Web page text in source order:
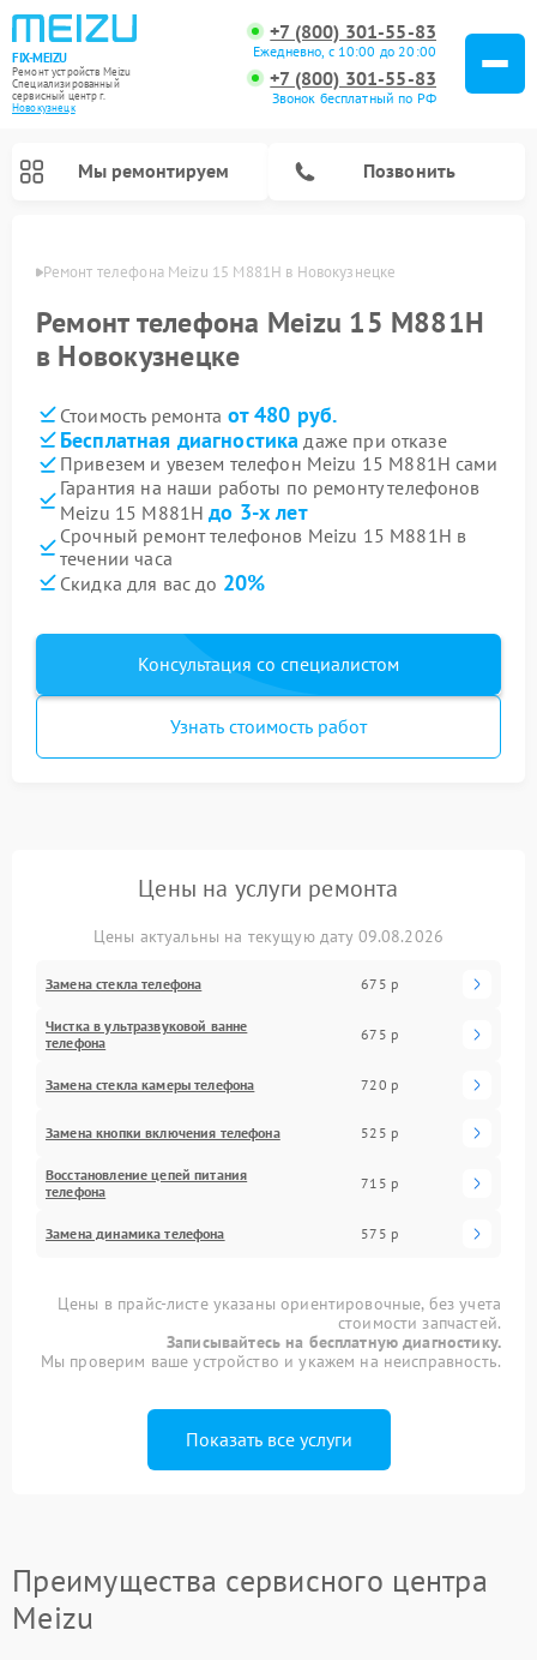
FIX-MEIZU
Ремонт устройств Meizu
Специализированный
cервисный центр г.
Новокузнецк
+7 (800) 301-55-83
Ежедневно, с 10:00 до 20:00
+7 (800) 301-55-83
Звонок бесплатный по РФ
Мы ремонтируем Позвонить
Ремонт телефона Meizu 15 M881H в Новокузнецке
Ремонт телефона Meizu 15 M881H
в Новокузнецке
Стоимость ремонта от 480 руб.
Бесплатная диагностика даже при отказе
Привезем и увезем телефон Meizu 15 M881H сами
Гарантия на наши работы по ремонту телефонов
Meizu 15 M881Hдо 3-х лет
Срочный ремонт телефонов Meizu 15 M881H в
течении часа
Скидка для вас до 20%
Консультация со специалистом
Узнать стоимость работ
Цены на услуги ремонта
Цены актуальны на текущую дату 09.08.2026
Замена стекла телефона 675 р
Чистка в ультразвуковой ванне
телефона
675 р
Замена стекла камеры телефона 720 р
Замена кнопки включения телефона 525 р
Восстановление цепей питания
телефона
715 р
Замена динамика телефона 575 р
Цены в прайс-листе указаны ориентировочные, без учета
стоимости запчастей.
Записывайтесь на бесплатную диагностику.
Мы проверим ваше устройство и укажем на неисправность.
Показать все услуги
Преимущества сервисного центра
Meizu